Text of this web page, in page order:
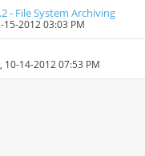
- File System Archiving
15-2012 03:03 PM
, 10-14-2012 07:53 PM